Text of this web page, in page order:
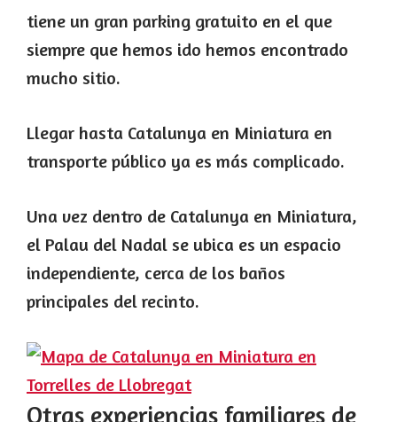
tiene un gran parking gratuito en el que
siempre que hemos ido hemos encontrado
mucho sitio.
Llegar hasta Catalunya en Miniatura en
transporte público ya es más complicado.
Una vez dentro de Catalunya en Miniatura,
el Palau del Nadal se ubica es un espacio
independiente, cerca de los baños
principales del recinto.
Otras experiencias familiares de